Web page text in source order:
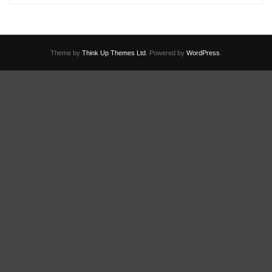
Theme by Think Up Themes Ltd . Powered by WordPress